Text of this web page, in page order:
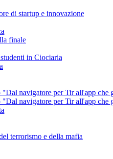
di startup e innovazione
finale
in Ciociaria
navigatore per Tir all'app che
navigatore per Tir all'app che
terrorismo e della mafia